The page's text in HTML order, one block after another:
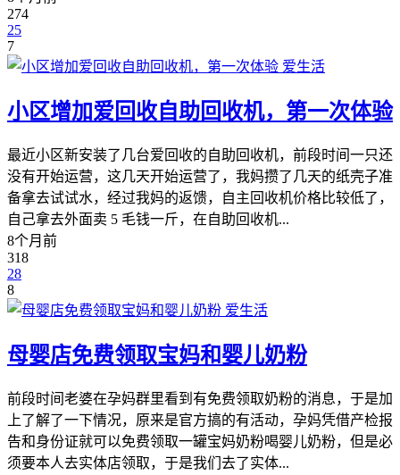
274
25
7
爱生活
小区增加爱回收自助回收机，第一次体验
最近小区新安装了几台爱回收的自助回收机，前段时间一只还
没有开始运营，这几天开始运营了，我妈攒了几天的纸壳子准
备拿去试试水，经过我妈的返馈，自主回收机价格比较低了，
自己拿去外面卖 5 毛钱一斤，在自助回收机...
8个月前
318
28
8
爱生活
母婴店免费领取宝妈和婴儿奶粉
前段时间老婆在孕妈群里看到有免费领取奶粉的消息，于是加
上了解了一下情况，原来是官方搞的有活动，孕妈凭借产检报
告和身份证就可以免费领取一罐宝妈奶粉喝婴儿奶粉，但是必
须要本人去实体店领取，于是我们去了实体...